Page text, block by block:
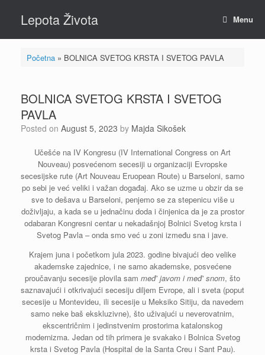
contentLepota Života Menu
Početna» BOLNICA SVETOG KRSTA I SVETOG PAVLA
BOLNICA SVETOG KRSTA I SVETOG
PAVLA
Posted on August 5, 2023 by Majda Sikošek
Učešće na IV Kongresu (IV International Congress on Art
Nouveau) posvećenom secesiji u organizaciji Evropske
secesijske rute (Art Nouveau Eruopean Route) u Barseloni, samo
po sebi je već veliki i važan događaj. Ako se uzme u obzir da se
sve to dešava u Barseloni, penjemo se za stepenicu više u
doživljaju, a kada se u jednačinu doda i činjenica da je za prostor
odabaran Kongresni centar u nekadašnjoj Bolnici Svetog krsta i
Svetog Pavla – onda smo već u zoni između sna i jave.
Krajem juna i početkom jula 2023. godine bivajući deo velike
akademske zajednice, i ne samo akademske, posvećene
proučavanju secesije plovila sam međ’ javom i međ’ snom, što
saznavajući i otkrivajući secesiju diljem Evrope, ali i sveta (poput
secesije u Montevideu, ili secesije u Meksiko Sitiju, da navedem
samo neke baš ekskluzivne), što uživajući u neverovatnim,
ekscentričnim i jedinstvenim prostorima katalonskog
modernizma. Jedan od tih primera je svakako i Bolnica Svetog
krsta i Svetog Pavla (Hospital de la Santa Creu i Sant Pau).